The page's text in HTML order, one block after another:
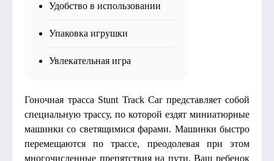
Удобство в использовании
Упаковка игрушки
Увлекательная игра
Гоночная трасса Stunt Track Car представляет собой
специальную трассу, по которой ездят миниатюрные
машинки со светящимися фарами. Машинки быстро
перемещаются по трассе, преодолевая при этом
многочисленные препятствия на пути. Ваш ребенок